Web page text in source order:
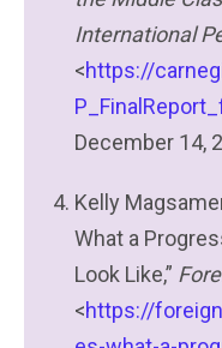
International
<https://
December 14,
Kelly
What a
Look Like,”
<https://